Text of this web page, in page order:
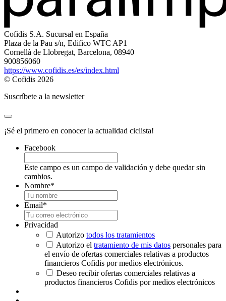
Cofidis S.A. Sucursal en España
Plaza de la Pau s/n, Edifico WTC AP1
Cornellà de Llobregat, Barcelona, 08940
900856060
https://www.cofidis.es/es/index.html
© Cofidis 2026
Suscríbete a la newsletter
¡Sé el primero en conocer la actualidad ciclista!
Facebook
Este campo es un campo de validación y debe quedar sin
cambios.
Nombre*
Email*
Privacidad
Autorizo todos los tratamientos
Autorizo el tratamiento de mis datos personales para
el envío de ofertas comerciales relativas a productos
financieros Cofidis por medios electrónicos.
Deseo recibir ofertas comerciales relativas a
productos financieros Cofidis por medios electrónicos